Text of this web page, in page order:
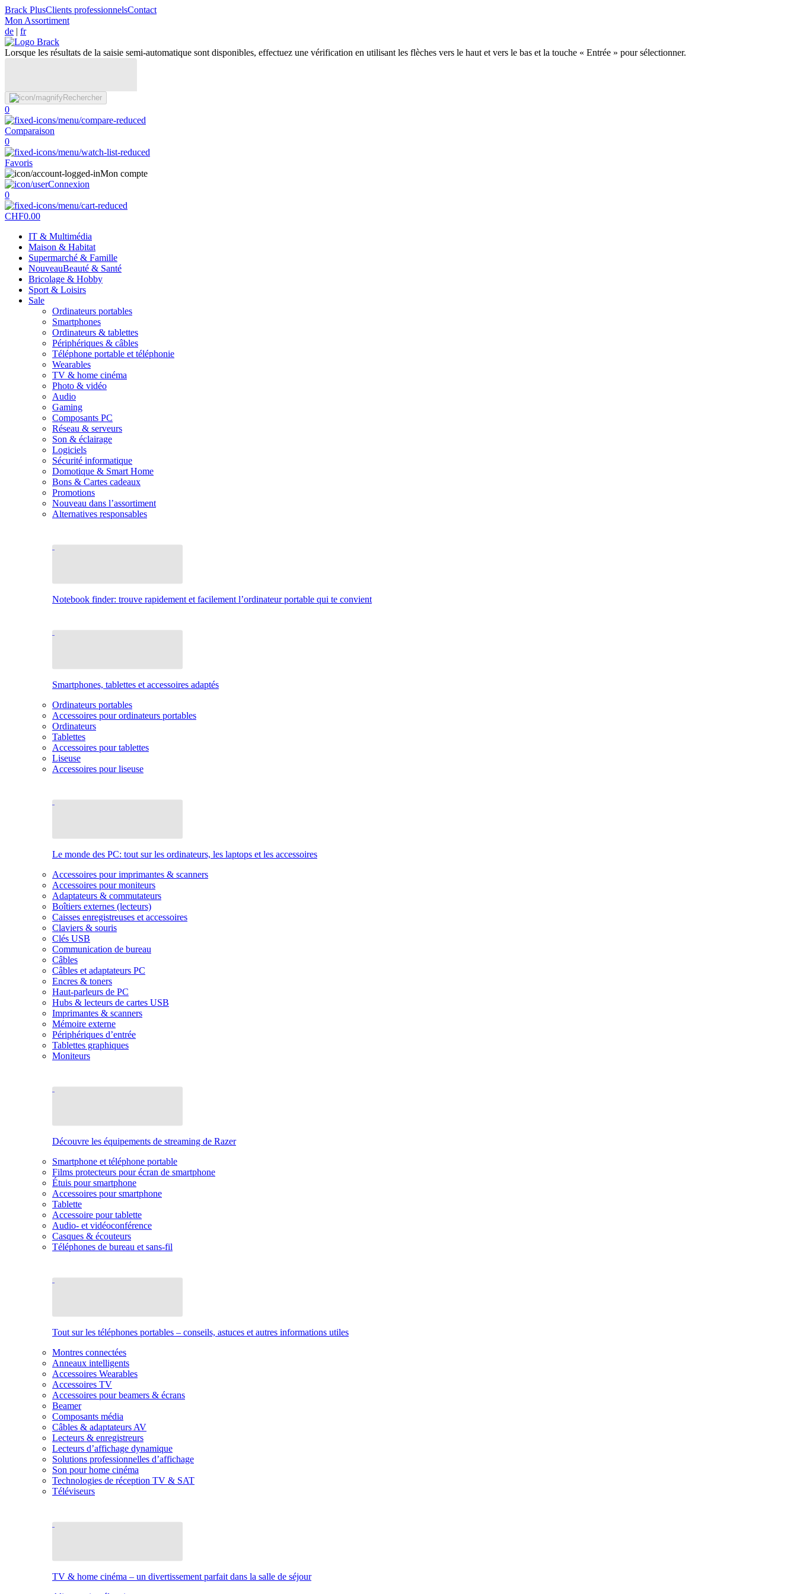
Brack PlusClients professionnelsContact
Mon Assortiment
de | fr
Lorsque les résultats de la saisie semi-automatique sont disponibles, effectuez une vérification en utilisant les flèches vers le haut et vers le bas et la touche « Entrée » pour sélectionner.
Rechercher
0
Comparaison
0
Favoris
Mon compte
Connexion
0
CHF0.00
IT & Multimédia
Maison & Habitat
Supermarché & Famille
NouveauBeauté & Santé
Bricolage & Hobby
Sport & Loisirs
Sale
Ordinateurs portables
Smartphones
Ordinateurs & tablettes
Périphériques & câbles
Téléphone portable et téléphonie
Wearables
TV & home cinéma
Photo & vidéo
Audio
Gaming
Composants PC
Réseau & serveurs
Son & éclairage
Logiciels
Sécurité informatique
Domotique & Smart Home
Bons & Cartes cadeaux
Promotions
Nouveau dans l’assortiment
Alternatives responsables
Notebook finder: trouve rapidement et facilement l’ordinateur portable qui te convient
Smartphones, tablettes et accessoires adaptés
Ordinateurs portables
Accessoires pour ordinateurs portables
Ordinateurs
Tablettes
Accessoires pour tablettes
Liseuse
Accessoires pour liseuse
Le monde des PC: tout sur les ordinateurs, les laptops et les accessoires
Accessoires pour imprimantes & scanners
Accessoires pour moniteurs
Adaptateurs & commutateurs
Boîtiers externes (lecteurs)
Caisses enregistreuses et accessoires
Claviers & souris
Clés USB
Communication de bureau
Câbles
Câbles et adaptateurs PC
Encres & toners
Haut-parleurs de PC
Hubs & lecteurs de cartes USB
Imprimantes & scanners
Mémoire externe
Périphériques d’entrée
Tablettes graphiques
Moniteurs
Découvre les équipements de streaming de Razer
Smartphone et téléphone portable
Films protecteurs pour écran de smartphone
Étuis pour smartphone
Accessoires pour smartphone
Tablette
Accessoire pour tablette
Audio- et vidéoconférence
Casques & écouteurs
Téléphones de bureau et sans-fil
Tout sur les téléphones portables – conseils, astuces et autres informations utiles
Montres connectées
Anneaux intelligents
Accessoires Wearables
Accessoires TV
Accessoires pour beamers & écrans
Beamer
Composants média
Câbles & adaptateurs AV
Lecteurs & enregistreurs
Lecteurs d’affichage dynamique
Solutions professionnelles d’affichage
Son pour home cinéma
Technologies de réception TV & SAT
Téléviseurs
TV & home cinéma – un divertissement parfait dans la salle de séjour